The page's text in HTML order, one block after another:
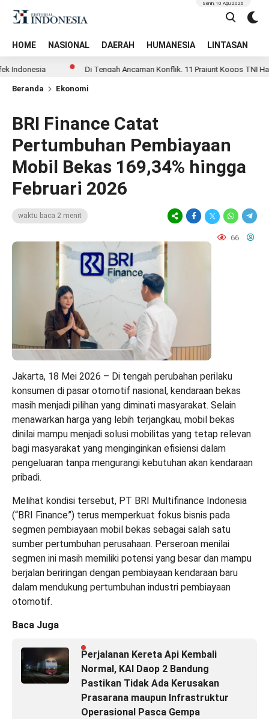
HOME NASIONAL DAERAH HUMANESIA LINTASAN
Senin, 10 Agu 2026
Di Tengah Ancaman Konflik, 11 Prajurit Koops TNI
Beranda Ekonomi
BRI Finance Catat
Pertumbuhan Pembiayaan
Mobil Bekas 169,34% hingga
Februari 2026
waktu baca 2 menit
66
Jakarta, 18 Mei 2026 – Di tengah perubahan perilaku
konsumen di pasar otomotif nasional, kendaraan bekas
masih menjadi pilihan yang diminati masyarakat. Selain
menawarkan harga yang lebih terjangkau, mobil bekas
dinilai mampu menjadi solusi mobilitas yang tetap relevan
bagi masyarakat yang menginginkan efisiensi dalam
pengeluaran tanpa mengurangi kebutuhan akan kendaraan
pribadi.
Melihat kondisi tersebut, PT BRI Multifinance Indonesia
(“BRI Finance”) terus memperkuat fokus bisnis pada
segmen pembiayaan mobil bekas sebagai salah satu
sumber pertumbuhan perusahaan. Perseroan menilai
segmen ini masih memiliki potensi yang besar dan mampu
berjalan beriringan dengan pembiayaan kendaraan baru
dalam mendukung pertumbuhan industri pembiayaan
otomotif.
Baca Juga
Perjalanan Kereta Api Kembali
Normal, KAI Daop 2 Bandung
Pastikan Tidak Ada Kerusakan
Prasarana maupun Infrastruktur
Operasional Pasca Gempa